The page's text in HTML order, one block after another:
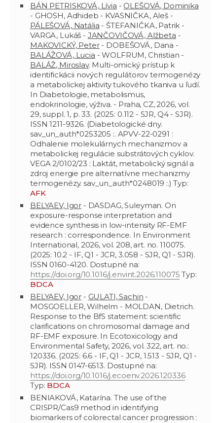
BÁN PETRISKOVÁ, Lívia - OLEŠOVÁ, Dominika
- GHOSH, Adhideb - KVASNIČKA, Aleš -
PÁLEŠOVÁ, Natália - ŠTEFANIČKA, Patrik -
VARGA, Lukáš - JANČOVIČOVÁ, Alžbeta -
MAKOVICKÝ, Peter- DOBEŠOVÁ, Dana -
BALÁŽOVÁ, Lucia - WOLFRUM, Christian -
BALÁŽ, Miroslav. Multi-omický prístup k
identifickácii nových regulátorov termogenézy
a metabolickej aktivity tukového tkaniva u ľudí.
In Diabetologie, metabolismus,
endokrinologie, výživa. - Praha, CZ, 2026, vol.
29, suppl. 1, p. 33. (2025: 0.112 - SJR, Q4 - SJR).
ISSN 1211-9326. (Diabetologické dny.
sav_un_auth*0253205 :. APVV-22-0291 :
Odhalenie molekulárnych mechanizmov a
metabolickej regulácie substrátových cyklov.
VEGA 2/0102/23 : Laktát, metabolický signál a
zdroj energie pre alternatívne mechanizmy
termogenézy. sav_un_auth*0248019 :.) Typ:
AFK
BELYAEV, Igor - DASDAG, Suleyman. On
exposure-response interpretation and
evidence synthesis in low-intensity RF-EMF
research : correspondence. In Environment
International, 2026, vol. 208, art. no. 110075.
(2025: 10.2 - IF, Q1 - JCR, 3.058 - SJR, Q1 - SJR).
ISSN 0160-4120. Dostupné na:
https://doi.org/10.1016/j.envint.2026.110075 Typ:
BDCA
BELYAEV, Igor - GULATI, Sachin -
MOSGOELLER, Wilhelm - MOLDAN, Dietrich.
Response to the BfS statement: scientific
clarifications on chromosomal damage and
RF-EMF exposure. In Ecotoxicology and
Environmental Safety, 2026, vol. 322, art. no.:
120336. (2025: 6.6 - IF, Q1 - JCR, 1.513 - SJR, Q1 -
SJR). ISSN 0147-6513. Dostupné na:
https://doi.org/10.1016/j.ecoenv.2026.120336
Typ: BDCA
BENIAKOVÁ, Katarína. The use of the
CRISPR/Cas9 method in identifying
biomarkers of colorectal cancer progression :